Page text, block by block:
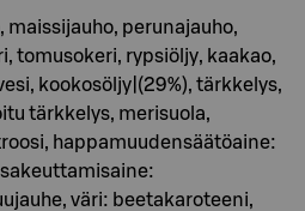
maissijauho, perunajauho,
tomusokeri, rypsiöljy, kaakao,
kookosöljy|(29%), tärkkelys,
tärkkelys, merisuola,
happamuudensäätöaine:
väri: beetakaroteeni,